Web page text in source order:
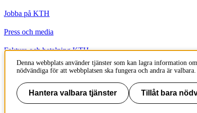
Jobba på KTH
Press och media
Faktura och betalning KTH
Om KTH:s webbplatser
Tillgänglighetsredogörelse
Denna webbplats använder tjänster som kan lagra information
nödvändiga för att webbplatsen ska fungera och andra är valbara.
Hantera valbara tjänster Tillåt bara